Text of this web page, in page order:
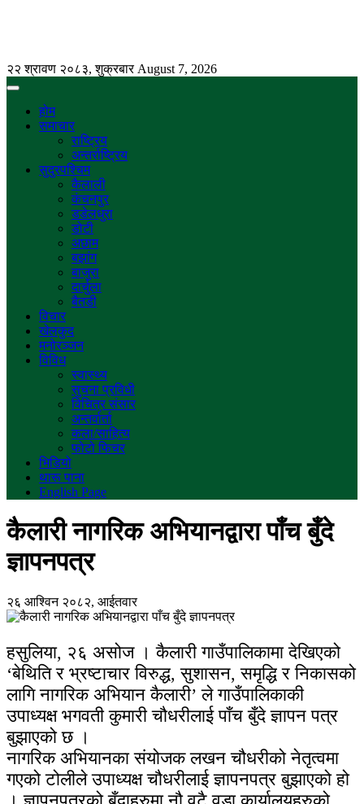
२२ श्रावण २०८३, शुक्रबार August 7, 2026
होम
समाचार
राष्ट्रिय
अन्तर्राष्ट्रिय
सुदुरपश्चिम
कैलाली
कंचनपुर
डडेलधुरा
डोटी
अछाम
बझांग
बाजुरा
दार्चुला
बैतडी
विचार
खेलकुद
मनोरञ्जन
विविध
स्वास्थ्य
सुचना प्रविधी
विचित्र संसार
अन्तर्वार्ता
कला/साहित्य
फोटो फिचर
भिडियो
थारू पाना
English Page
कैलारी नागरिक अभियानद्वारा पाँच बुँदे
ज्ञापनपत्र
२६ आश्विन २०८२, आईतवार
हसुलिया, २६ असोज । कैलारी गाउँपालिकामा देखिएको
‘बेथिति र भ्रष्टाचार विरुद्ध, सुशासन, समृद्धि र निकासको
लागि नागरिक अभियान कैलारी’ ले गाउँपालिकाकी
उपाध्यक्ष भगवती कुमारी चौधरीलाई पाँच बुँदे ज्ञापन पत्र
बुझाएको छ ।
नागरिक अभियानका संयोजक लखन चौधरीको नेतृत्वमा
गएको टोलीले उपाध्यक्ष चौधरीलाई ज्ञापनपत्र बुझाएको हो